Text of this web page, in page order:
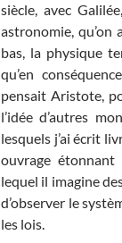
siècle, avec
astronomie, qu’on
bas, la physique
qu’en
pensait Aristote,
l’idée d’autres
lesquels j’ai écrit
ouvrage
lequel il imagine
d’observer le
les lois.